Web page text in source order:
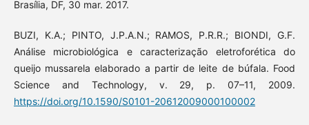
Brasília, DF, 30 mar. 2017.
BUZI, K.A.; PINTO, J.P.A.N.; RAMOS, P.R.R.; BIONDI, G.F.
Análise microbiológica e caracterização eletroforética do
queijo mussarela elaborado a partir de leite de búfala. Food
Science and Technology, v. 29, p. 07–11, 2009.
https://doi.org/10.1590/S0101-20612009000100002